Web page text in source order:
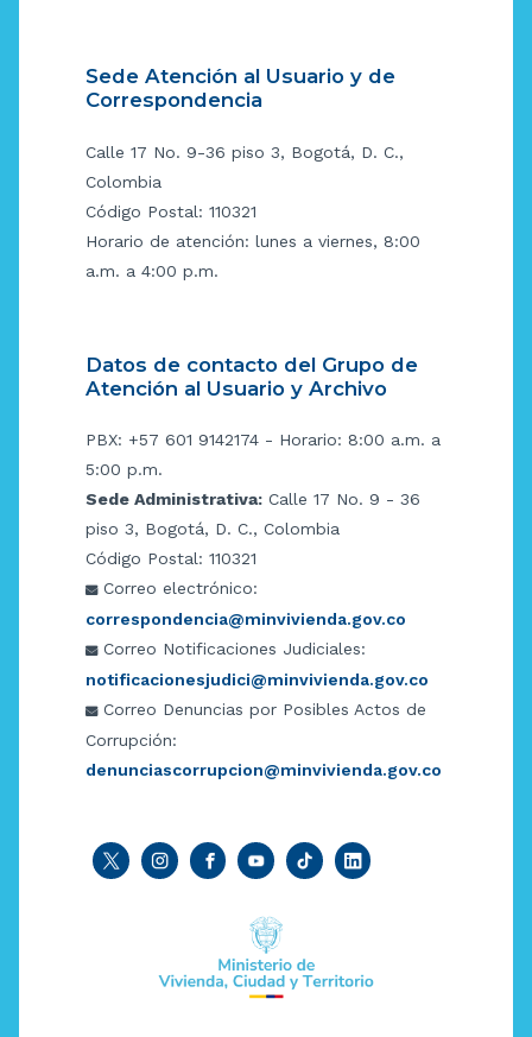
Sede Atención al Usuario y de
Correspondencia
Calle 17 No. 9-36 piso 3, Bogotá, D. C.,
Colombia
Código Postal: 110321
Horario de atención: lunes a viernes, 8:00
a.m. a 4:00 p.m.
Datos de contacto del Grupo de
Atención al Usuario y Archivo
PBX: +57 601 9142174 - Horario: 8:00 a.m. a
5:00 p.m.
Sede Administrativa: Calle 17 No. 9 - 36
piso 3, Bogotá, D. C., Colombia
Código Postal: 110321
Correo electrónico:
correspondencia@minvivienda.gov.co
Correo Notificaciones Judiciales:
notificacionesjudici@minvivienda.gov.co
Correo Denuncias por Posibles Actos de
Corrupción:
denunciascorrupcion@minvivienda.gov.co